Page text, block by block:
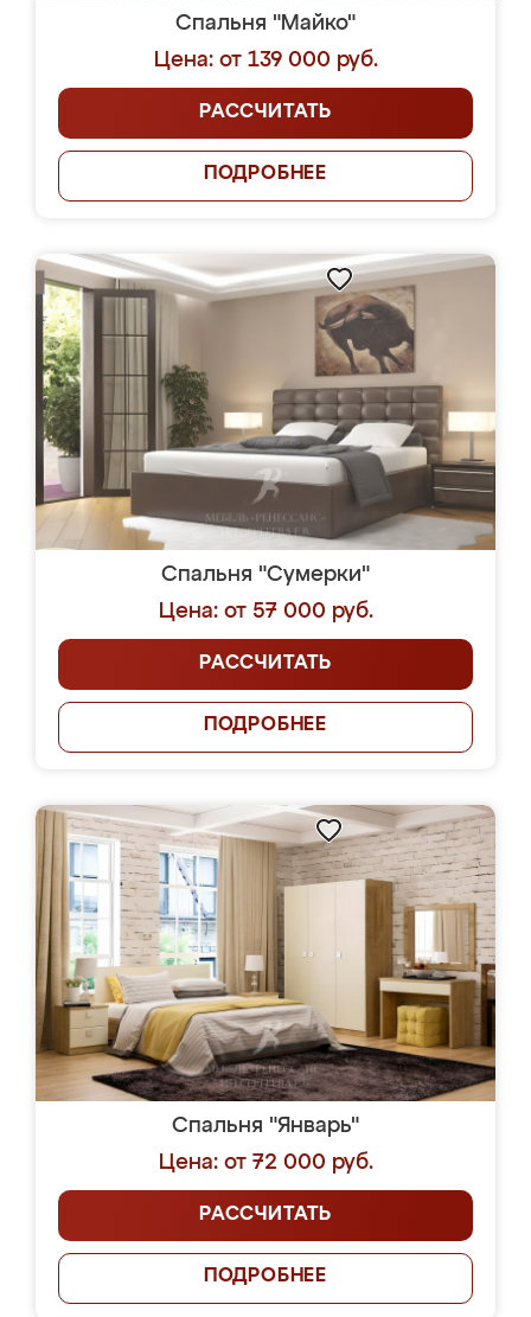
Спальня "Майко"
Цена: от 139 000 руб.
РАССЧИТАТЬ
ПОДРОБНЕЕ
Спальня "Сумерки"
Цена: от 57 000 руб.
РАССЧИТАТЬ
ПОДРОБНЕЕ
Спальня "Январь"
Цена: от 72 000 руб.
РАССЧИТАТЬ
ПОДРОБНЕЕ